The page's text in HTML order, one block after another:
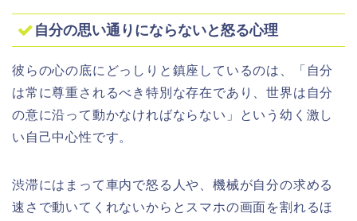
自分の思い通りにならないと怒る心理
彼らの心の底にどっしりと鎮座しているのは、「自分
は常に尊重されるべき特別な存在であり、世界は自分
の意に沿って動かなければならない」という幼く激し
い自己中心性です。
渋滞にはまって車内で怒る人や、機械が自分の求める
速さで動いてくれないからとスマホの画面を割れるほ